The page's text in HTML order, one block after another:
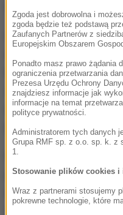
Waszczykowski.
Od 8 kwietnia tego
Nauczycielstwa
Zawodowych.
nauczycieli z
Egzaminy maturalne
Rok szkolny dla
ponadgimnazjalnych
najbliższy piątek.
Zgoda jest dobrowolna i
zgoda będzie też podstawą
Zaufanych Partnerów z
Europejskim Obszarem
Ponadto masz prawo żądania
ograniczenia przetwarzania
Prezesa Urzędu Ochrony
znajdziesz informacje jak
informacje na temat
polityce prywatności.
Administratorem tych danych
Grupa RMF sp. z o.o. sp. k. z
1.
Stosowanie plików cookies
Wraz z partnerami stosujemy
pokrewne technologie, które